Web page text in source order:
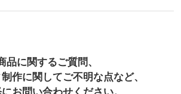
品に関するご質問、
作に関してご不明な点など、
お問い合わせください。